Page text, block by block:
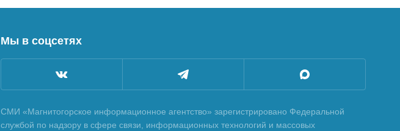
Мы в соцсетях
СМИ «Магнитогорское информационное агентство» зарегистрировано Федеральной
службой по надзору в сфере связи, информационных технологий и массовых